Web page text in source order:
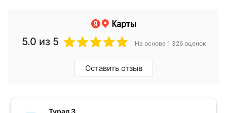
5.0 из 5 На основе 1 326 оценок
Оставить отзыв
Турал З.